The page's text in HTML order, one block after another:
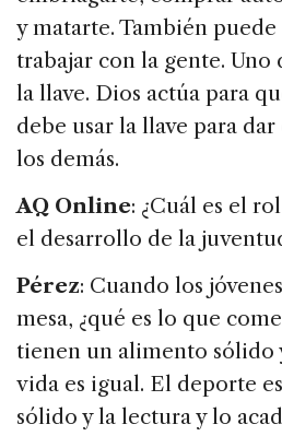
y matarte. También
trabajar con la gente. Uno
la llave. Dios actúa para
debe usar la llave para
los demás.
AQ Online: ¿Cuál es el
el desarrollo de la
Pérez: Cuando los
mesa, ¿qué es lo que
tienen un alimento sólido
vida es igual. El deporte
sólido y la lectura y lo